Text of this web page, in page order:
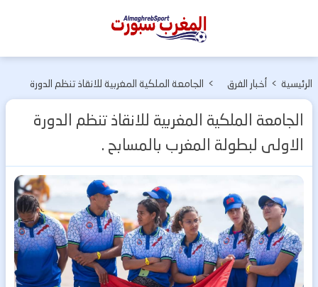
المغرب
الرئيسية > أخبار الفرق
> الجامعة الملكية المغربية للانقاذ تنظم الدورة
الجامعة الملكية المغربية للانقاذ تنظم الدورة
الاولى لبطولة المغرب بالمسابح .